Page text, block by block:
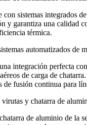
sistemas integrados
y garantiza una calidad
térmica.
automatizados
integración perfecta
de carga de
de fusión continua para
y chatarra de
de aluminio de la